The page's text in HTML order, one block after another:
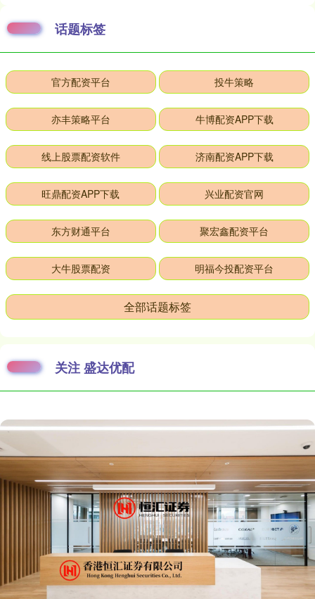
话题标签
官方配资平台 投牛策略
亦丰策略平台 牛博配资APP下载
线上股票配资软件 济南配资APP下载
旺鼎配资APP下载 兴业配资官网
东方财通平台 聚宏鑫配资平台
大牛股票配资 明福今投配资平台
全部话题标签
关注 盛达优配